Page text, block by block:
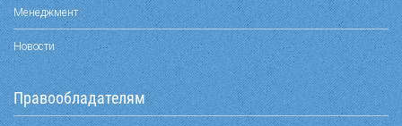
Менеджмент
Новости
Правообладателям